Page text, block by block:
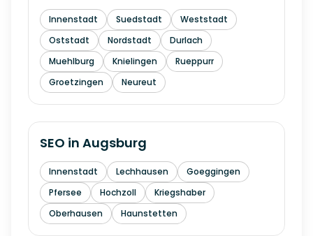
Innenstadt Suedstadt
Weststadt
Oststadt
Nordstadt
Durlach
Muehlburg
Knielingen
Rueppurr
Groetzingen
Neureut
SEO in Augsburg
Innenstadt Lechhausen
Goeggingen
Pfersee
Hochzoll
Kriegshaber
Oberhausen
Haunstetten